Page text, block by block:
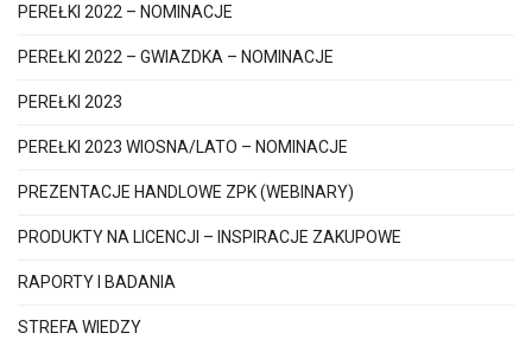
PEREŁKI 2022 – NOMINACJE
PEREŁKI 2022 – GWIAZDKA – NOMINACJE
PEREŁKI 2023
PEREŁKI 2023 WIOSNA/LATO – NOMINACJE
PREZENTACJE HANDLOWE ZPK (WEBINARY)
PRODUKTY NA LICENCJI – INSPIRACJE ZAKUPOWE
RAPORTY I BADANIA
STREFA WIEDZY